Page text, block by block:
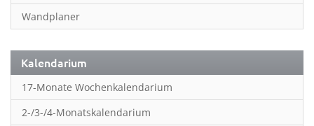
Kinderkalender
Kunst
Länder & Städte
Landschaft & Natur
Lifestyle
Wandplaner
Kalendarium
17-Monate Wochenkalendarium
2-/3-/4-Monatskalendarium